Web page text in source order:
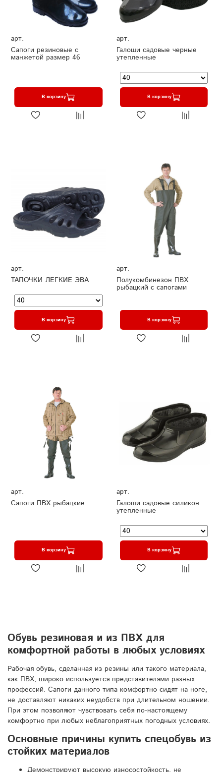
арт.
Сапоги резиновые с
манжетой размер 46
В корзину
арт.
Галоши садовые черные
утепленные
В корзину
арт.
ТАПОЧКИ ЛЕГКИЕ ЭВА
В корзину
арт.
Полукомбинезон ПВХ
рыбацкий с сапогами
В корзину
арт.
Сапоги ПВХ рыбацкие
В корзину
арт.
Галоши садовые силикон
утепленные
В корзину
Обувь резиновая и из ПВХ для
комфортной работы в любых условиях
Рабочая обувь, сделанная из резины или такого материала,
как ПВХ, широко используется представителями разных
профессий. Сапоги данного типа комфортно сидят на ноге,
не доставляют никаких неудобств при длительном ношении.
При этом позволяют чувствовать себя по-настоящему
комфортно при любых неблагоприятных погодных условиях.
Основные причины купить спецобувь из
стойких материалов